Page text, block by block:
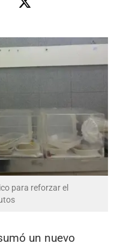
para reforzar el
un nuevo